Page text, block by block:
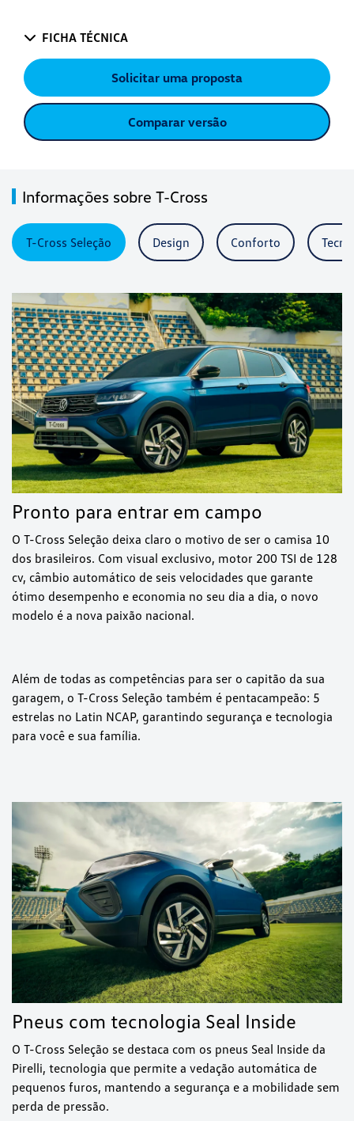
FICHA TÉCNICA
Solicitar uma proposta
Comparar versão
Informações sobre T-Cross
T-Cross Seleção Design Conforto
Pronto para entrar em campo
O T-Cross Seleção deixa claro o motivo de ser o camisa 10
dos brasileiros. Com visual exclusivo, motor 200 TSI de 128
cv, câmbio automático de seis velocidades que garante
ótimo desempenho e economia no seu dia a dia, o novo
modelo é a nova paixão nacional.
Além de todas as competências para ser o capitão da sua
garagem, o T-Cross Seleção também é pentacampeão: 5
estrelas no Latin NCAP, garantindo segurança e tecnologia
para você e sua família.
Pneus com tecnologia Seal Inside
O T-Cross Seleção se destaca com os pneus Seal Inside da
Pirelli, tecnologia que permite a vedação automática de
pequenos furos, mantendo a segurança e a mobilidade sem
perda de pressão.